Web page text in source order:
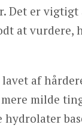
Det er
at
af
milde